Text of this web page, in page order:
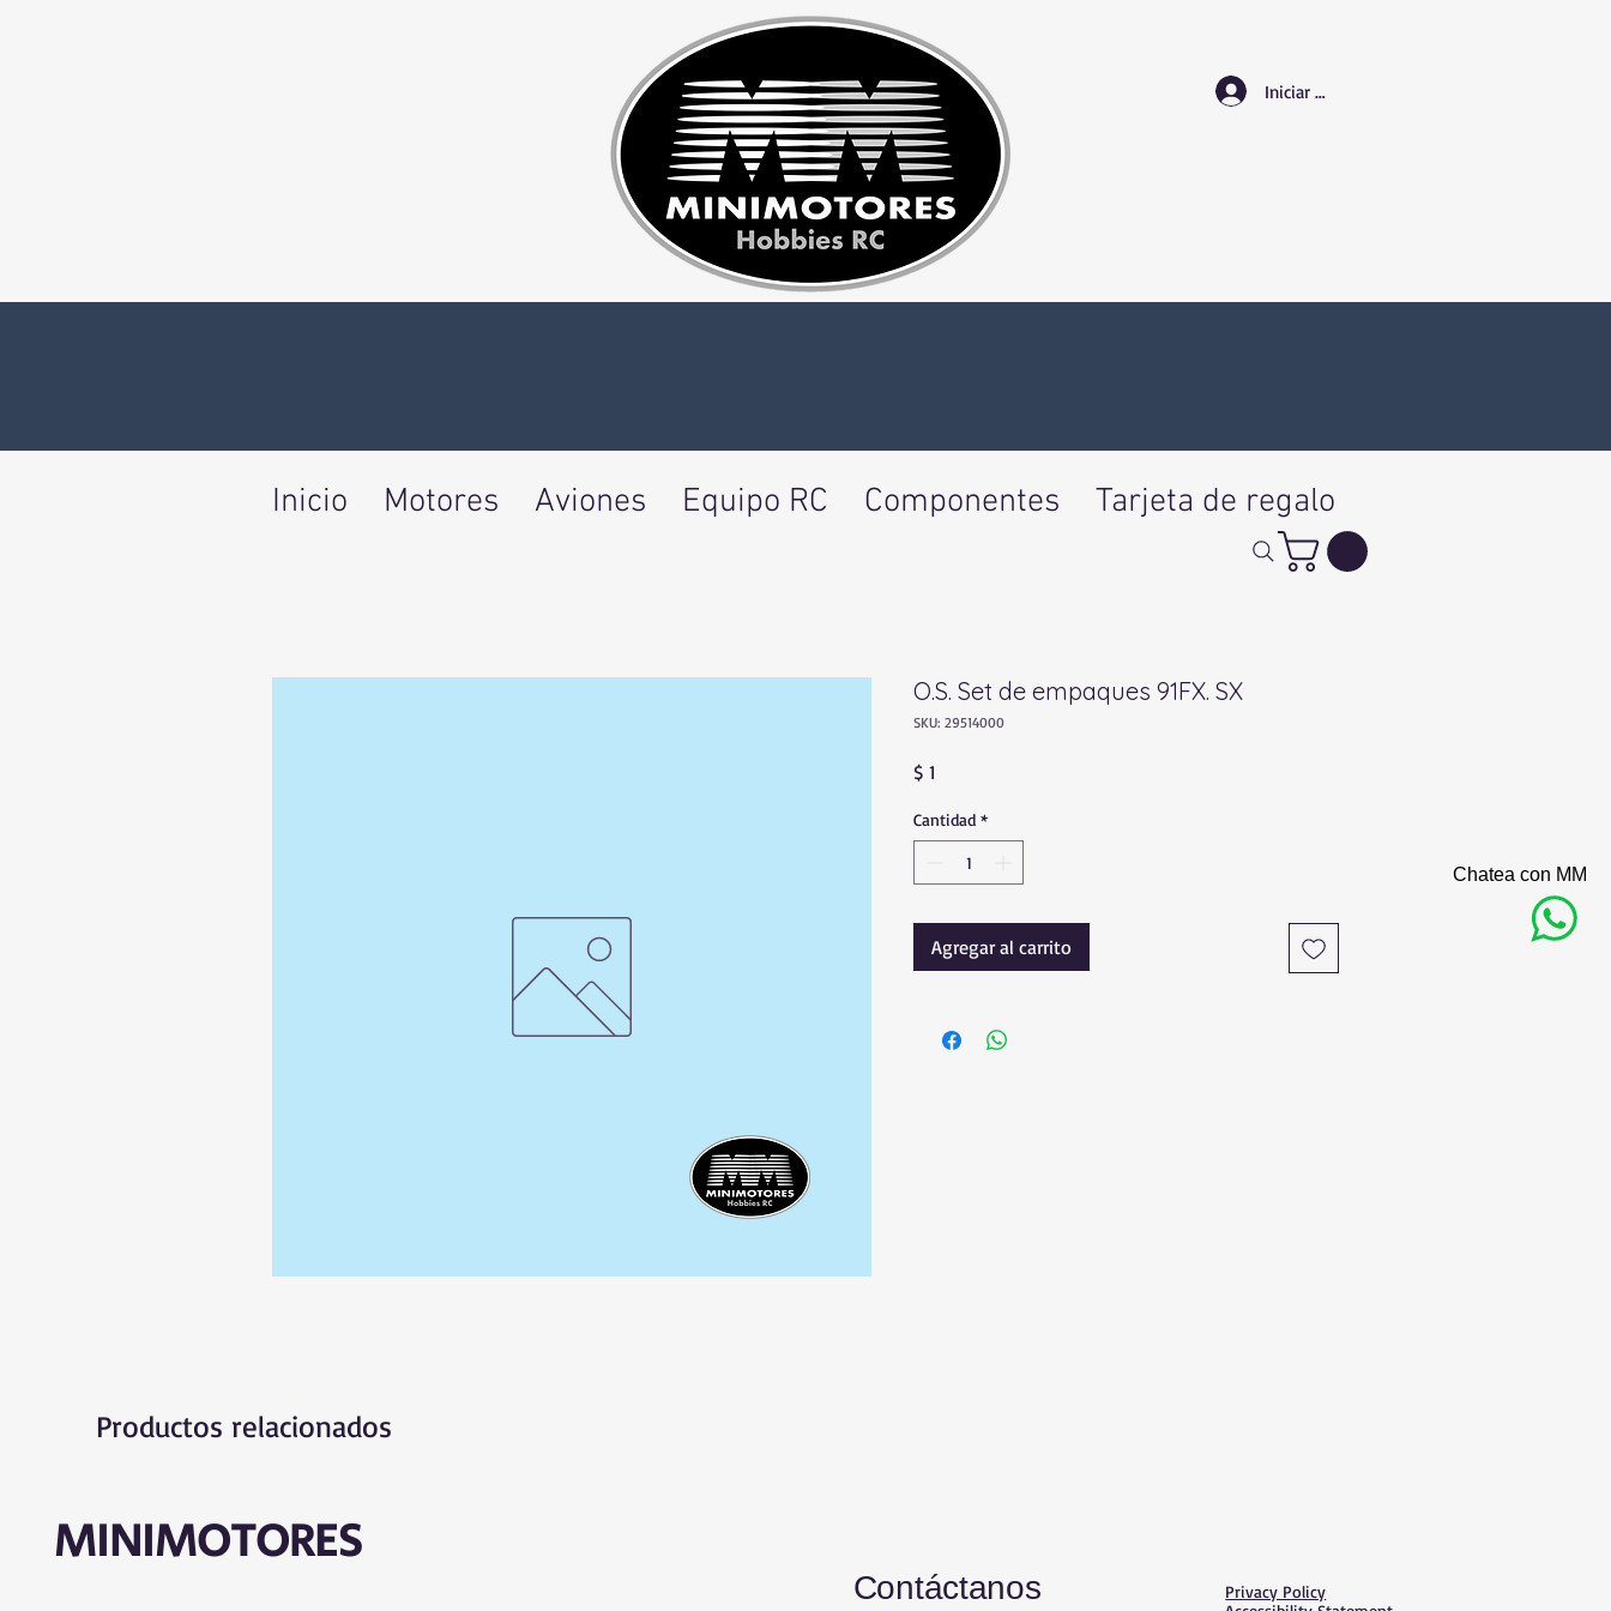
Iniciar sesión
Inicio Motores Aviones Equipo RC Componentes Tarjeta de regalo
Chatea con MM
O.S. Set de empaques 91FX. SX
SKU: 29514000
$ 1
Cantidad *
Agregar al carrito
Productos relacionados
MINIMOTORES
Contáctanos
Privacy Policy